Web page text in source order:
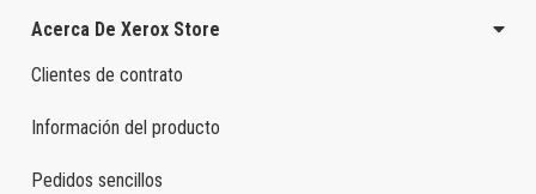
Acerca De Xerox Store
Clientes de contrato
Información del producto
Pedidos sencillos